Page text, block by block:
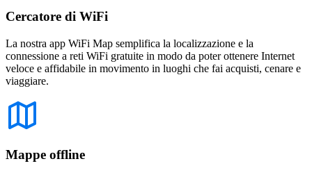
Cercatore di WiFi
La nostra app WiFi Map semplifica la localizzazione e la
connessione a reti WiFi gratuite in modo da poter ottenere Internet
veloce e affidabile in movimento in luoghi che fai acquisti, cenare e
viaggiare.
Mappe offline